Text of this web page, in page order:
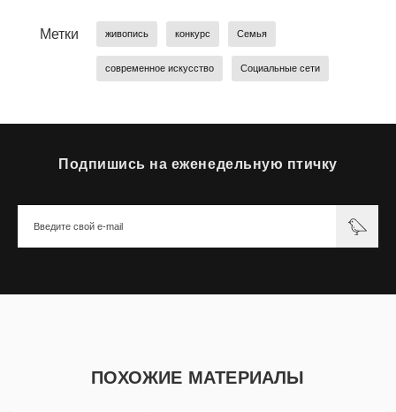
Метки живопись конкурс Семья
современное искусство Социальные сети
Подпишись на еженедельную птичку
ПОХОЖИЕ МАТЕРИАЛЫ